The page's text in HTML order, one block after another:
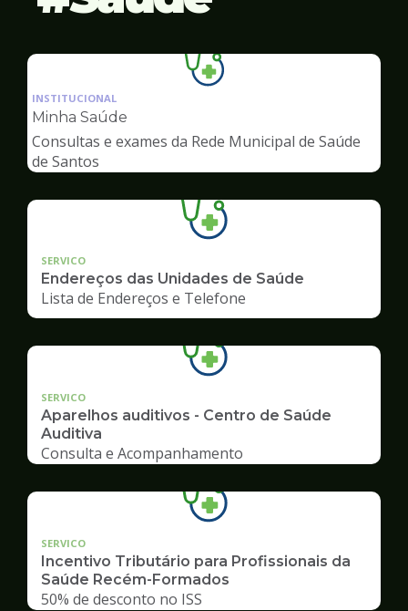
Ilustração
da
de
Saúde
INSTITUCIONAL
Minha Saúde
Consultas e exames da Rede Municipal de Saúde
de Santos
SERVICO
Endereços das Unidades de Saúde
Lista de Endereços e Telefone
SERVICO
Aparelhos auditivos - Centro de Saúde
Auditiva
Consulta e Acompanhamento
SERVICO
Incentivo Tributário para Profissionais da
Saúde Recém-Formados
50% de desconto no ISS